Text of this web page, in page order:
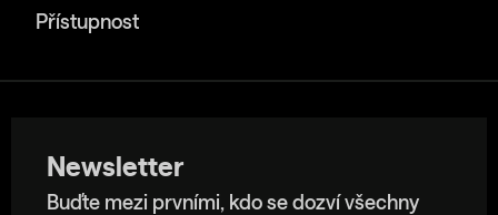
Přístupnost
Newsletter
Buďte mezi prvními, kdo se dozví všechny